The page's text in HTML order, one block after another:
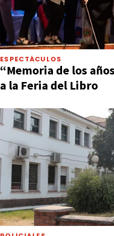
ESPECTÁCULOS
“Memoria de los
a la Feria del Libro